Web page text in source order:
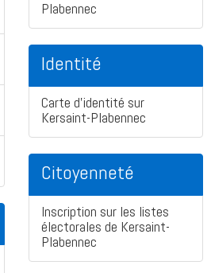
Plabennec
Identité
Carte d'identité sur
Kersaint-Plabennec
Citoyenneté
Inscription sur les listes
électorales de Kersaint-
Plabennec